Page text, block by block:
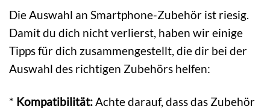
Die Auswahl an Smartphone-Zubehör ist riesig.
Damit du dich nicht verlierst, haben wir einige
Tipps für dich zusammengestellt, die dir bei der
Auswahl des richtigen Zubehörs helfen:
* Kompatibilität:Achte darauf, dass das Zubehör